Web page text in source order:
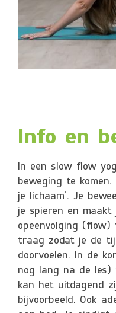
Info en
In een slow flow
beweging te
je lichaam’. Je
je spieren en maakt
opeenvolging (flow)
traag zodat je de
doorvoelen. In de
nog lang na de les)
kan het uitdagend
bijvoorbeeld. Ook